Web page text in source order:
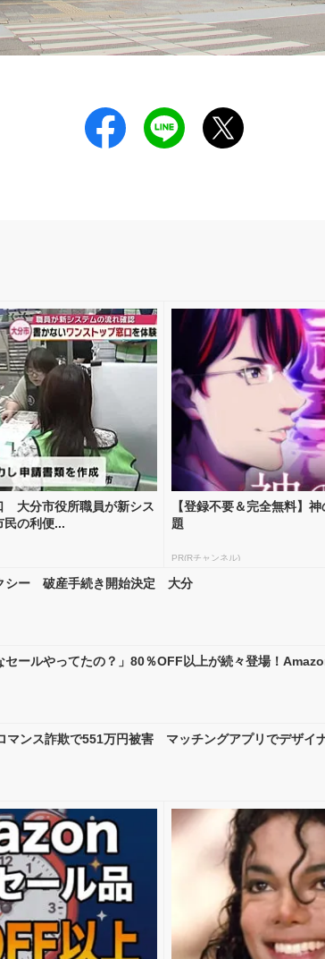
大分市役所職員が新シス
の利便...
【登録不要＆完全無料】
題
PR(Rチャンネル)
シー 破産手続き開始決定 大分
セールやってたの？」80％OFF以上が続々登場！
マンス詐欺で551万円被害 マッチングアプリでデザイ